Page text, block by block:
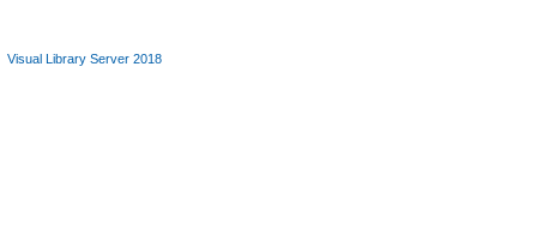
Visual Library Server 2018